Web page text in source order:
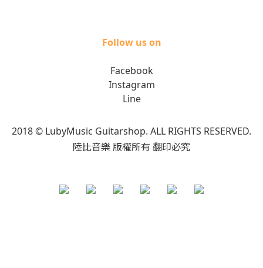
Follow us on
Facebook
Instagram
Line
2018 © LubyMusic Guitarshop. ALL RIGHTS RESERVED.
陸比音樂 版權所有 翻印必究